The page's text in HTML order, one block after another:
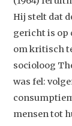
Hij stelt dat
gericht is op
om kritisch
socioloog
was fel:
mensen tot